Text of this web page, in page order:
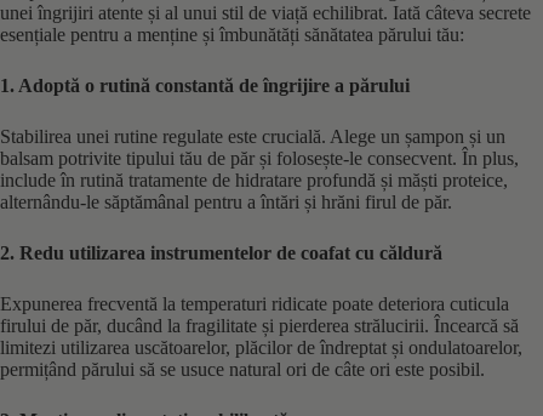
unei îngrijiri atente și al unui stil de viață echilibrat. Iată câteva secrete
esențiale pentru a menține și îmbunătăți sănătatea părului tău:
1. Adoptă o rutină constantă de îngrijire a părului
Stabilirea unei rutine regulate este crucială. Alege un șampon și un
balsam potrivite tipului tău de păr și folosește-le consecvent. În plus,
include în rutină tratamente de hidratare profundă și măști proteice,
alternându-le săptămânal pentru a întări și hrăni firul de păr. ​
2. Redu utilizarea instrumentelor de coafat cu căldură
Expunerea frecventă la temperaturi ridicate poate deteriora cuticula
firului de păr, ducând la fragilitate și pierderea strălucirii. Încearcă să
limitezi utilizarea uscătoarelor, plăcilor de îndreptat și ondulatoarelor,
permițând părului să se usuce natural ori de câte ori este posibil. ​